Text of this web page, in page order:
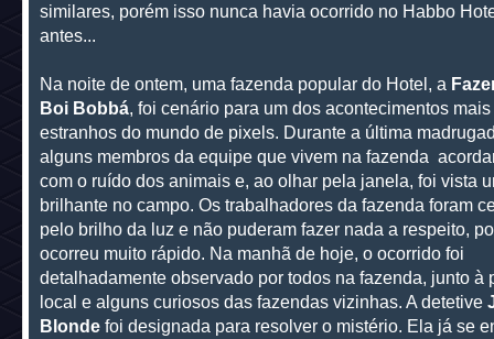
similares, porém isso nunca havia ocorrido no Habbo
antes...
Na noite de ontem, uma fazenda popular do Hotel, a
Boi Bobbá, foi cenário para um dos acontecimentos mais
estranhos do mundo de pixels. Durante a última
alguns membros da equipe que vivem na fazenda
com o ruído dos animais e, ao olhar pela janela, foi vista
brilhante no campo. Os trabalhadores da fazenda foram
pelo brilho da luz e não puderam fazer nada a respeito,
ocorreu muito rápido. Na manhã de hoje, o ocorrido foi
detalhadamente observado por todos na fazenda, junto à
local e alguns curiosos das fazendas vizinhas. A detetive
Blondefoi designada para resolver o mistério. Ela já se